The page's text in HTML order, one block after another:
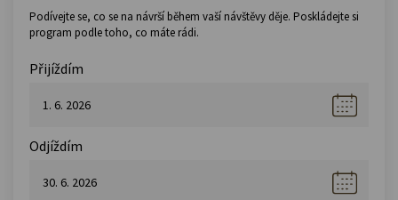
Podívejte se, co se na návrší během vaší návštěvy děje. Poskládejte si
program podle toho, co máte rádi.
Přijíždím
Odjíždím